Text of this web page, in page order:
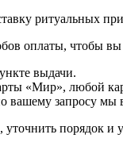
ритуальных
оплаты, чтобы
выдачи.
«Мир», любой
вашему запросу мы
уточнить порядок